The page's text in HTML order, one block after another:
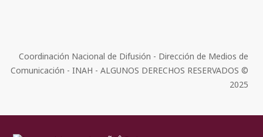
Coordinación Nacional de Difusión - Dirección de Medios de
Comunicación - INAH - ALGUNOS DERECHOS RESERVADOS ©
2025